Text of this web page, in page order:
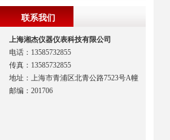
联系我们
上海湘杰仪器仪表科技有限公司
电话：13585732855
传真：13585732855
地址：上海市青浦区北青公路7523号A幢
邮编：201706